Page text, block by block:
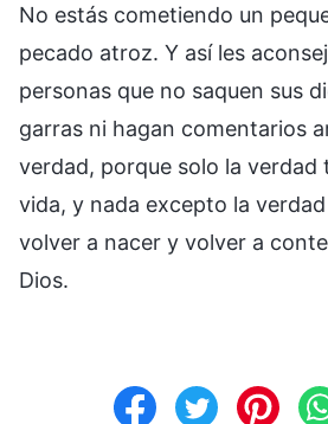
No estás cometiendo un
pecado atroz. Y así les
personas que no saquen sus
garras ni hagan comentarios
verdad, porque solo la verdad
vida, y nada excepto la
volver a nacer y volver a
Dios.